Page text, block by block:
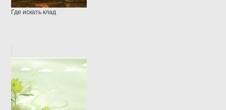
Где искать клад